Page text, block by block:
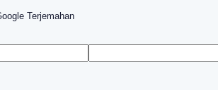
Terjemahan